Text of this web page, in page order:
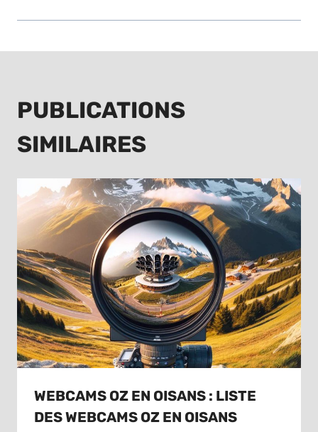
PUBLICATIONS
SIMILAIRES
WEBCAMS OZ EN OISANS : LISTE
DES WEBCAMS OZ EN OISANS